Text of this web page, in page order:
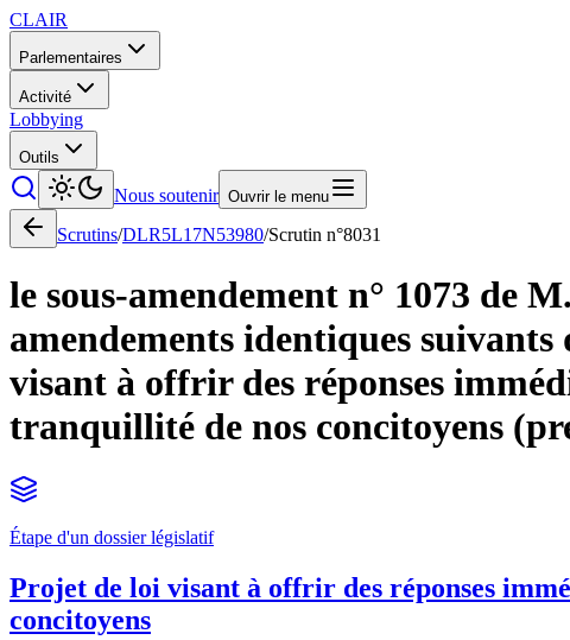
CLAIR
Parlementaires
Activité
Lobbying
Outils
Nous soutenir Ouvrir le menu
Scrutins/DLR5L17N53980/Scrutin n°8031
le sous-amendement n° 1073 de
amendements identiques
visant à offrir des réponses
tranquillité de nos concitoyens
Étape d'un dossier législatif
Projet de loi visant à offrir des réponses
concitoyens